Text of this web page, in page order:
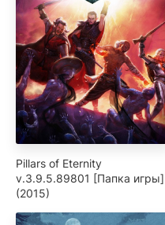
Pillars of Eternity
v.3.9.5.89801 [Папка игры]
(2015)